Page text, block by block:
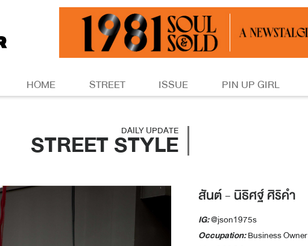
HOME STREET ISSUE PIN UP GIRL
DAILY UPDATE
STREET STYLE
สันต์ - นิธิศฐ์ ศิริคำ
IG:@json1975s
Occupation:Business Owner